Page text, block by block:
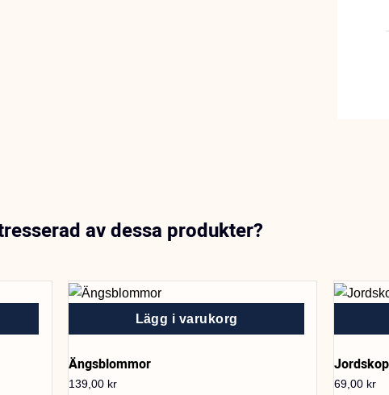
av dessa produkter?
Lägg i varukorg
Ängsblommor
139,00 kr 69,00 kr